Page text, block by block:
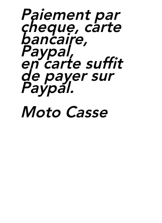
Paiement par
cheque, carte
bancaire,
Paypal,
en carte suffit
de payer sur
Paypal.
Moto Casse
Perpignan